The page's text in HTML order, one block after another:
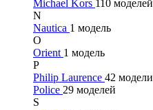
Michael Kors 110 моделей
N
Nautica 1 модель
O
Orient 1 модель
P
Philip Laurence 42 модели
Police 29 моделей
S